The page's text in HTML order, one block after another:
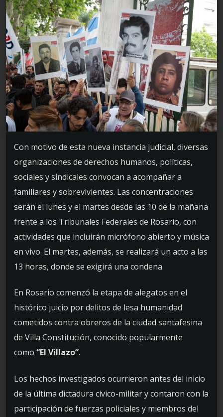
Con motivo de esta nueva instancia judicial, diversas
organizaciones de derechos humanos, políticas,
sociales y sindicales convocan a acompañar a
familiares y sobrevivientes. Las concentraciones
serán el lunes y el martes desde las 10 de la mañana
frente a los Tribunales Federales de Rosario, con
actividades que incluirán micrófono abierto y música
en vivo. El martes, además, se realizará un acto a las
13 horas, donde se exigirá una condena.
En Rosario comenzó la etapa de alegatos en el
histórico juicio por delitos de lesa humanidad
cometidos contra obreros de la ciudad santafesina
de Villa Constitución, conocido popularmente
como “El Villazo”.
Los hechos investigados ocurrieron antes del inicio
de la última dictadura cívico-militar y contaron con la
participación de fuerzas policiales y miembros del